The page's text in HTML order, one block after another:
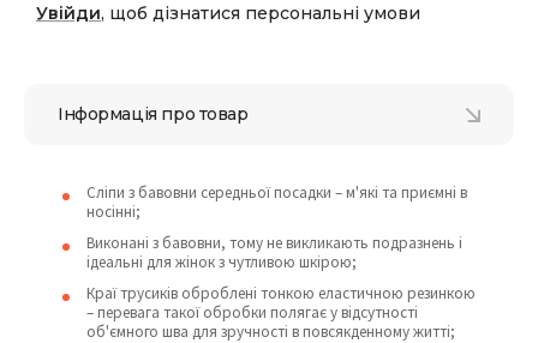
Увійди, щоб дізнатися персональні умови
Інформація про товар
Сліпи з бавовни середньої посадки – м'які та приємні в
носінні;
Виконані з бавовни, тому не викликають подразнень і
ідеальні для жінок з чутливою шкірою;
Краї трусиків оброблені тонкою еластичною резинкою
– перевага такої обробки полягає у відсутності
об'ємного шва для зручності в повсякденному житті;